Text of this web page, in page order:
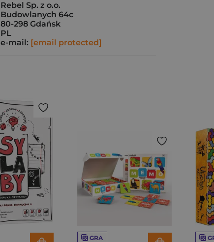
Rebel Sp. z o.o.
Budowlanych 64c
80-298 Gdańsk
PL
e-mail: [email protected]
GRA